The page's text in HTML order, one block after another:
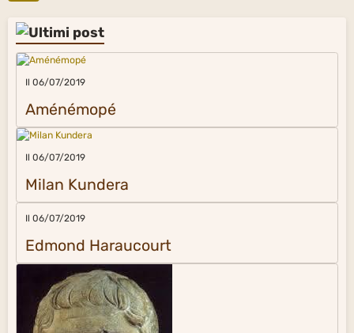
Il 06/07/2019
Aménémopé
Il 06/07/2019
Milan Kundera
Il 06/07/2019
Edmond Haraucourt